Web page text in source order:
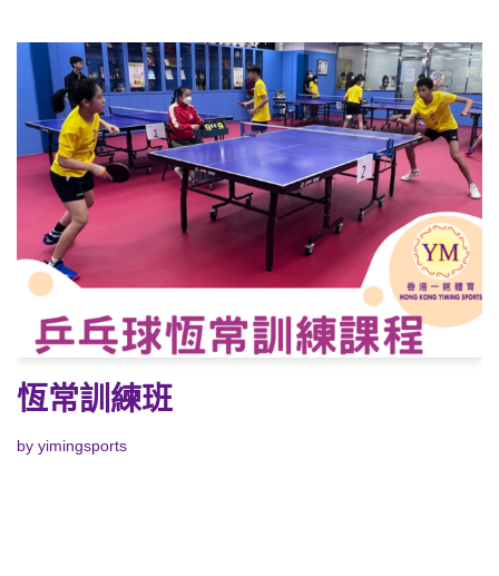
恆常訓練班
by yimingsports